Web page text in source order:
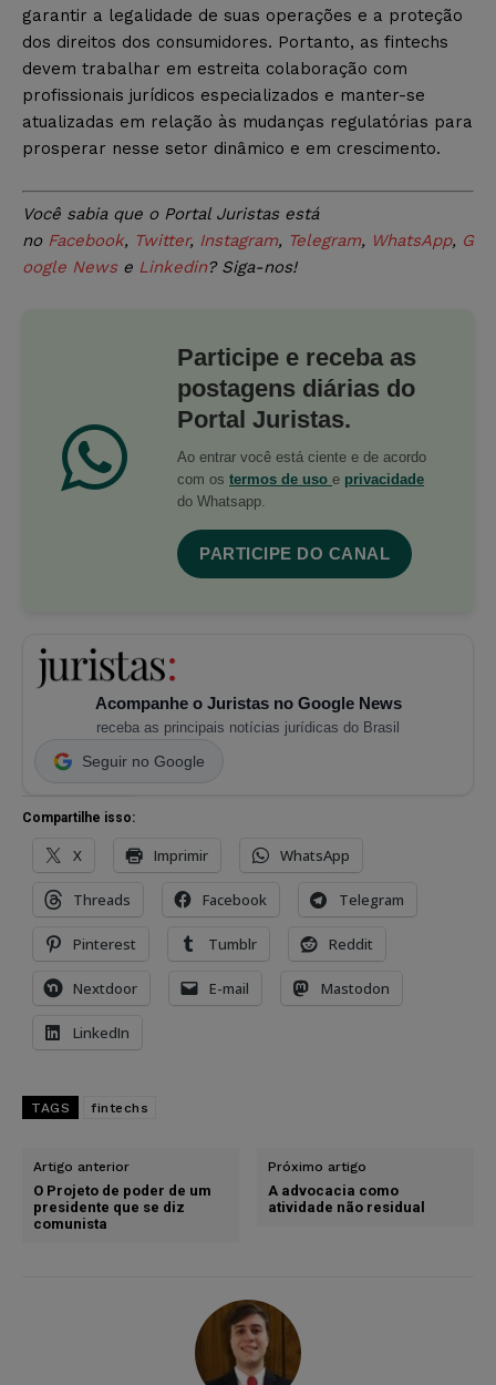
garantir a legalidade de suas operações e a proteção
dos direitos dos consumidores. Portanto, as fintechs
devem trabalhar em estreita colaboração com
profissionais jurídicos especializados e manter-se
atualizadas em relação às mudanças regulatórias para
prosperar nesse setor dinâmico e em crescimento.
Você sabia que o Portal Juristas está
no Facebook, Twitter, Instagram, Telegram, WhatsApp, G
oogle Newse Linkedin? Siga-nos!
Participe e receba as
postagens diárias do
Portal Juristas.
Ao entrar você está ciente e de acordo
com os termos de uso e privacidade
do Whatsapp.
PARTICIPE DO CANAL
Acompanhe o Juristas no Google News
receba as principais notícias jurídicas do Brasil
Seguir no Google
Compartilhe isso:
X Imprimir WhatsApp
Threads Facebook Telegram
Pinterest Tumblr Reddit
Nextdoor E-mail Mastodon
LinkedIn
TAGS fintechs
Artigo anterior
O Projeto de poder de um
presidente que se diz
comunista
Próximo artigo
A advocacia como
atividade não residual